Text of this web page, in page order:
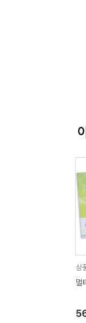
상
멀